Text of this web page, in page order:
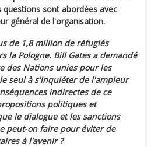
sont abordées avec
général de l'organisation.
de 1,8 million de réfugiés
la Pologne. Bill Gates a demandé
des Nations unies pour les
seul à s'inquiéter de l'ampleur
indirectes de ce
politiques et
le dialogue et les sanctions
peut-on faire pour éviter de
à l'avenir ?